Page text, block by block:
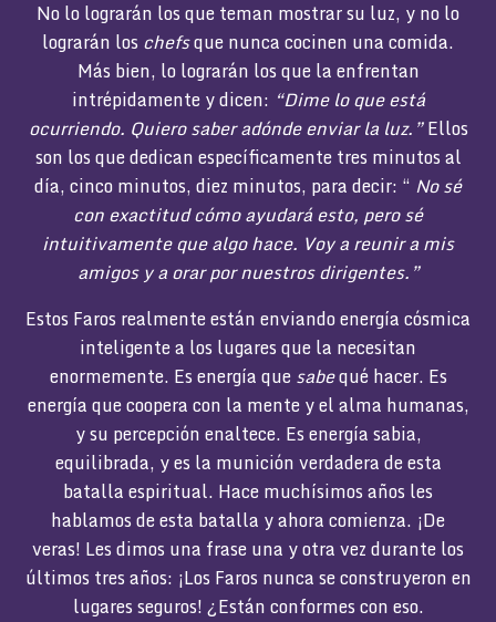
No lo lograrán los que teman mostrar su luz, y no lo
lograrán los chefsque nunca cocinen una comida.
Más bien, lo lograrán los que la enfrentan
intrépidamente y dicen: “Dime lo que está
ocurriendo. Quiero saber adónde enviar la luz.”Ellos
son los que dedican específicamente tres minutos al
día, cinco minutos, diez minutos, para decir: “ No sé
con exactitud cómo ayudará esto, pero sé
intuitivamente que algo hace. Voy a reunir a mis
amigos y a orar por nuestros dirigentes.”
Estos Faros realmente están enviando energía cósmica
inteligente a los lugares que la necesitan
enormemente. Es energía quesabequé hacer. Es
energía que coopera con la mente y el alma humanas,
y su percepción enaltece. Es energía sabia,
equilibrada, y es la munición verdadera de esta
batalla espiritual. Hace muchísimos años les
hablamos de esta batalla y ahora comienza. ¡De
veras! Les dimos una frase una y otra vez durante los
últimos tres años: ¡Los Faros nunca se construyeron en
lugares seguros! ¿Están conformes con eso.